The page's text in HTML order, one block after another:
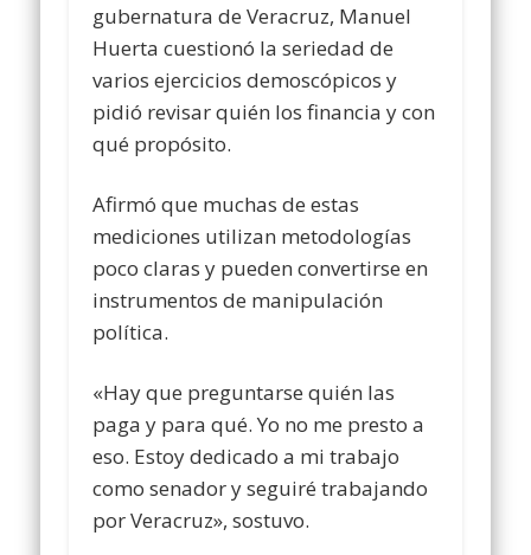
gubernatura de Veracruz, Manuel
Huerta cuestionó la seriedad de
varios ejercicios demoscópicos y
pidió revisar quién los financia y con
qué propósito.
Afirmó que muchas de estas
mediciones utilizan metodologías
poco claras y pueden convertirse en
instrumentos de manipulación
política.
«Hay que preguntarse quién las
paga y para qué. Yo no me presto a
eso. Estoy dedicado a mi trabajo
como senador y seguiré trabajando
por Veracruz», sostuvo.